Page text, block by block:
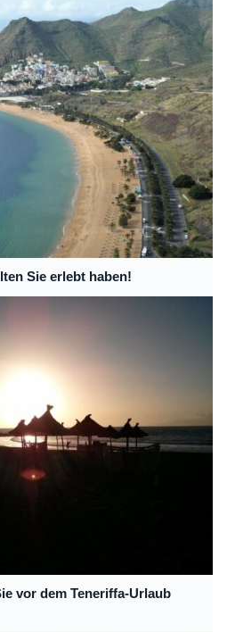
Sie erlebt haben!
vor dem Teneriffa-Urlaub